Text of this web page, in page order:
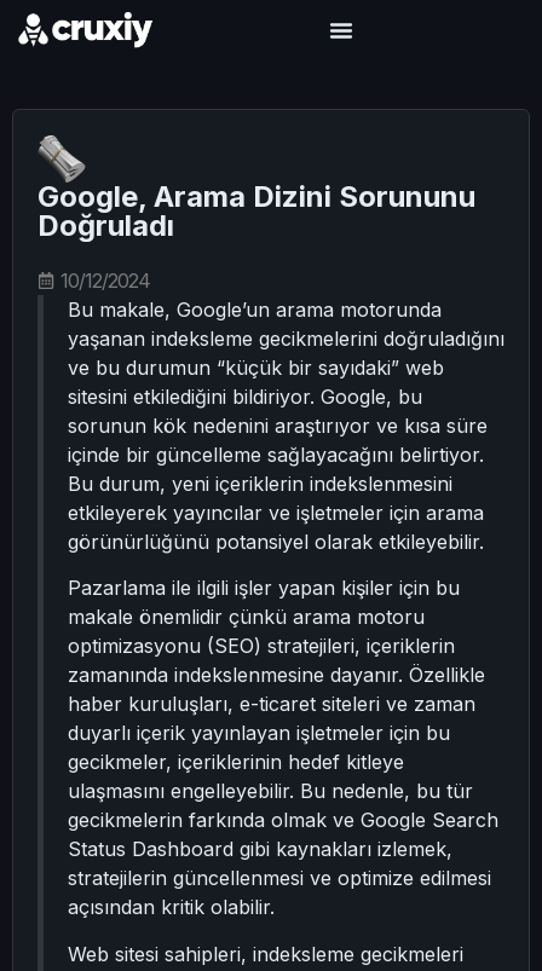
Google, Arama Dizini Sorununu
Doğruladı
10/12/2024
Bu makale, Google’un arama motorunda
yaşanan indeksleme gecikmelerini doğruladığını
ve bu durumun “küçük bir sayıdaki” web
sitesini etkilediğini bildiriyor. Google, bu
sorunun kök nedenini araştırıyor ve kısa süre
içinde bir güncelleme sağlayacağını belirtiyor.
Bu durum, yeni içeriklerin indekslenmesini
etkileyerek yayıncılar ve işletmeler için arama
görünürlüğünü potansiyel olarak etkileyebilir.
Pazarlama ile ilgili işler yapan kişiler için bu
makale önemlidir çünkü arama motoru
optimizasyonu (SEO) stratejileri, içeriklerin
zamanında indekslenmesine dayanır. Özellikle
haber kuruluşları, e-ticaret siteleri ve zaman
duyarlı içerik yayınlayan işletmeler için bu
gecikmeler, içeriklerinin hedef kitleye
ulaşmasını engelleyebilir. Bu nedenle, bu tür
gecikmelerin farkında olmak ve Google Search
Status Dashboard gibi kaynakları izlemek,
stratejilerin güncellenmesi ve optimize edilmesi
açısından kritik olabilir.
Web sitesi sahipleri, indeksleme gecikmeleri